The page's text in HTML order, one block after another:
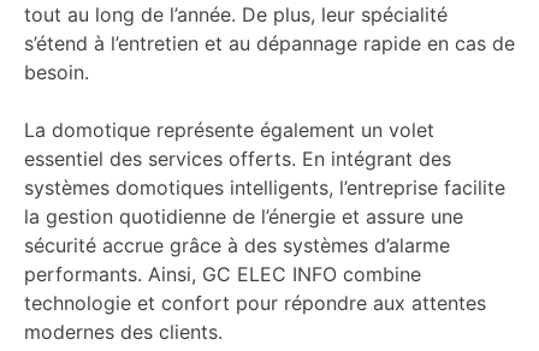
tout au long de l’année. De plus, leur spécialité
s’étend à l’entretien et au dépannage rapide en cas de
besoin.
La domotique représente également un volet
essentiel des services offerts. En intégrant des
systèmes domotiques intelligents, l’entreprise facilite
la gestion quotidienne de l’énergie et assure une
sécurité accrue grâce à des systèmes d’alarme
performants. Ainsi, GC ELEC INFO combine
technologie et confort pour répondre aux attentes
modernes des clients.